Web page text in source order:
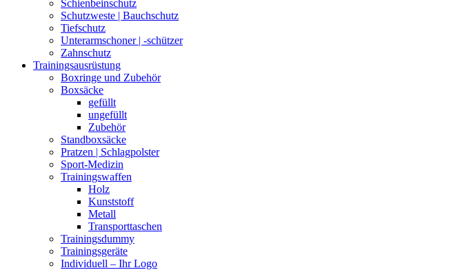
Schienbeinschutz
Schutzweste | Bauchschutz
Tiefschutz
Unterarmschoner | -schützer
Zahnschutz
Trainingsausrüstung
Boxringe und Zubehör
Boxsäcke
gefüllt
ungefüllt
Zubehör
Standboxsäcke
Pratzen | Schlagpolster
Sport-Medizin
Trainingswaffen
Holz
Kunststoff
Metall
Transporttaschen
Trainingsdummy
Trainingsgeräte
Individuell – Ihr Logo